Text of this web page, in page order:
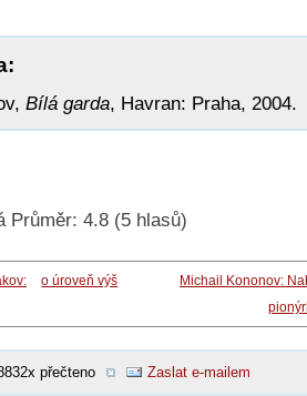
Bílá garda, Havran: Praha, 2004.
Průměr: 4.8 (5 hlasů)
o úroveň výš
Michail Kononov:
přečteno Zaslat e-mailem